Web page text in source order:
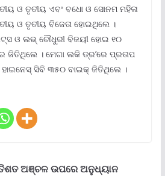
ଓ ତୃତୀୟ ଏବଂ ବଧୋ ଓ ସୋନମ ମହିଳା
ଓ ତୃତୀୟ ବିଜେତା ହୋଇଥିଲେ ।
ଓ ଲଭ୍ ଚୌଧୁରୀ ବିଜୟୀ ହୋଇ ୧୦
ଜିତିଥିଲେ । ମେଗା ଲକି ଡ୍ର’ରେ ପ୍ରତାପ
ହାଇନେସ୍ ସିବି ୩୫୦ ବାଇକ୍ ଜିତିଥିଲେ ।
ଅଞ୍ଚଳ ଉପରେ ଅନୁଧ୍ୟାନ